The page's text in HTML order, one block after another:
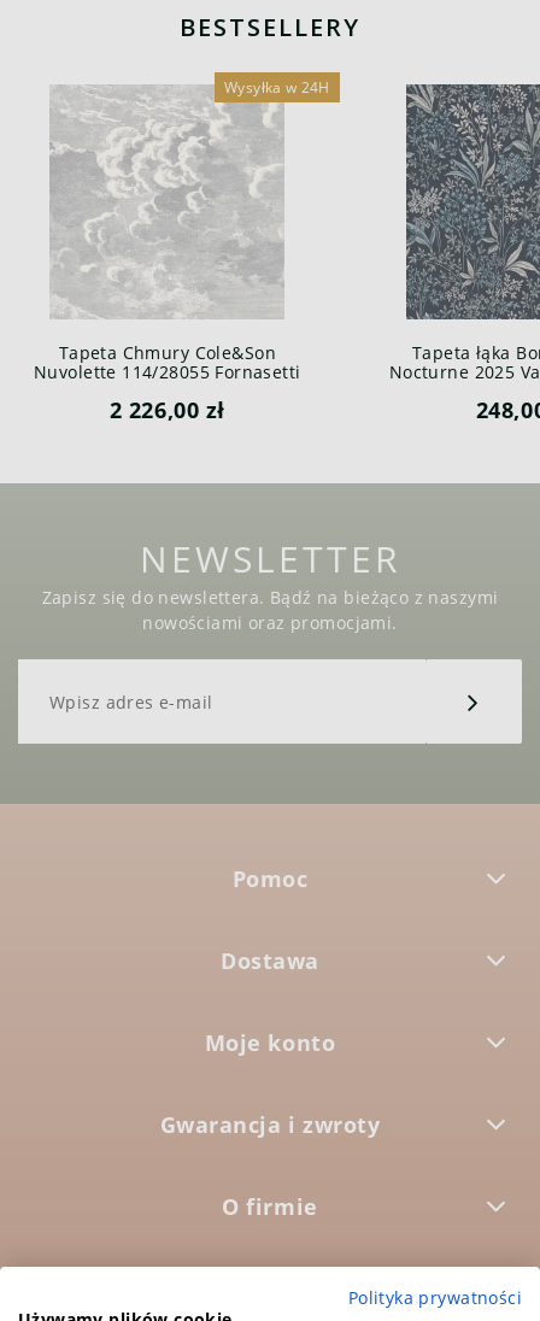
BESTSELLERY
Tapeta Chmury Cole&Son
Nuvolette 114/28055 Fornasetti
2 226,00 zł
Wysyłka w 24H
Tapeta łąka
Nocturne 2025
NEWSLETTER
Zapisz się do newslettera. Bądź na bieżąco z naszymi
nowościami oraz promocjami.
Pomoc
Dostawa
Moje konto
Gwarancja i zwroty
O firmie
Polityka prywatności